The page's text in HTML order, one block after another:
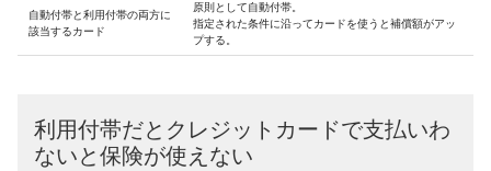
自動付帯と利用付帯の両方に
該当するカード
原則として自動付帯。
指定された条件に沿ってカードを使うと補償額がアッ
プする。
利用付帯だとクレジットカードで支払いわ
ないと保険が使えない